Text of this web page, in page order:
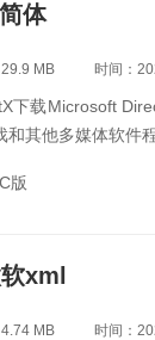
体
MB 时间：
下载Microsoft
和其他多媒体软件
版
xml
MB 时间：